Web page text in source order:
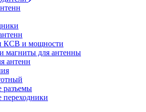
КСВ и мощности
магниты для антенны
антенн
разъемы
переходники